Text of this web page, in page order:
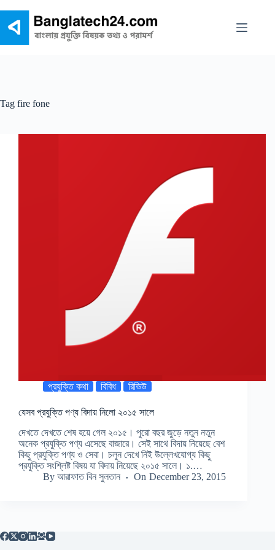
content
Tag fire fone
প্রযুক্তি কথা বিবিধ রিভিউ
যেসব প্রযুক্তি পণ্য বিদায় নিলো ২০১৫ সালে
দেখতে দেখতে শেষ হয়ে গেল ২০১৫। পুরো বছর জুড়ে নতুন নতুন
অনেক প্রযুক্তি পণ্য এসেছে বাজারে। সেই সাথে বিদায় নিয়েছে বেশ
কিছু প্রযুক্তি পণ্য ও সেবা। চলুন দেখে নিই উল্লেখযোগ্য কিছু
প্রযুক্তি সংশ্লিষ্ট বিষয় যা বিদায় নিয়েছে ২০১৫ সালে। ১.…
By আরাফাত বিন সুলতান On December 23, 2015